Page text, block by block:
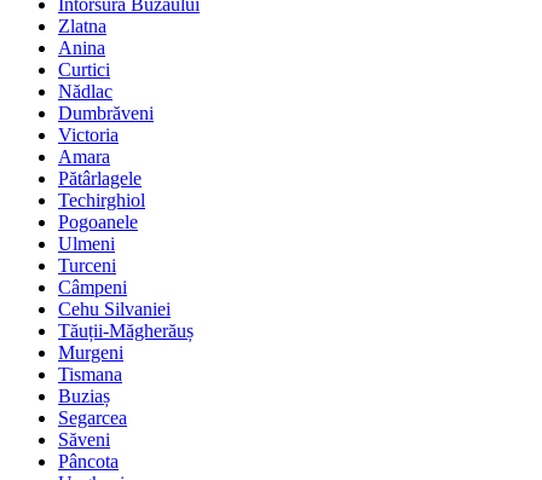
Întorsura Buzăului
Zlatna
Anina
Curtici
Nădlac
Dumbrăveni
Victoria
Amara
Pătârlagele
Techirghiol
Pogoanele
Ulmeni
Turceni
Câmpeni
Cehu Silvaniei
Tăuții-Măgherăuș
Murgeni
Tismana
Buziaș
Segarcea
Săveni
Pâncota